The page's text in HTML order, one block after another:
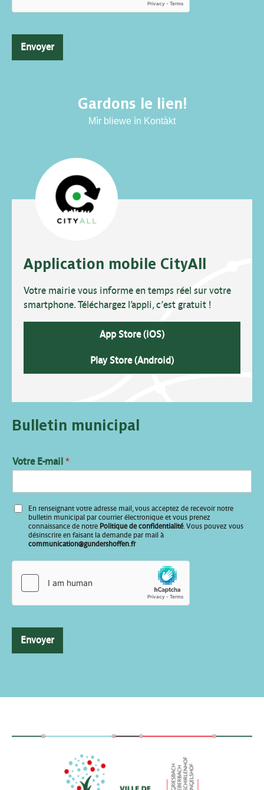
Envoyer
Gardons le lien!
Mìr bliewe ìn Kontàkt
Application mobile CityAll
Votre mairie vous informe en temps réel sur votre
smartphone. Téléchargez l’appli, c’est gratuit !
App Store (iOS)
Play Store (Android)
Bulletin municipal
Votre E-mail *
E
l
En renseignant votre adresse mail, vous acceptez de recevoir notre
bulletin municipal par courrier électronique et vous prenez
connaissance de notre Politique de confidentialité. Vous pouvez vous
désinscrire en faisant la demande par mail à
communication@gundershoffen.fr
Envoyer